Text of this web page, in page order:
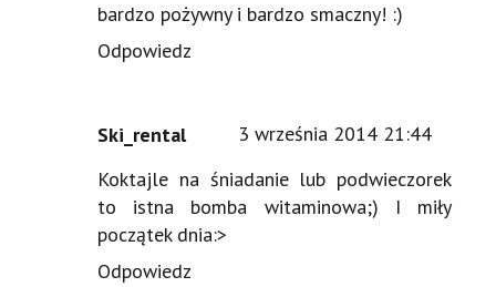
bardzo pożywny i bardzo smaczny! :)
Odpowiedz
Ski_rental
3 września 2014 21:44
Koktajle na śniadanie lub podwieczorek
to istna bomba witaminowa;) I miły
początek dnia:>
Odpowiedz